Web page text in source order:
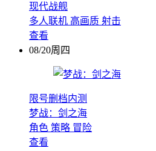
现代战舰
多人联机 高画质 射击
查看
08/20周四
限号删档内测
梦战：剑之海
角色 策略 冒险
查看